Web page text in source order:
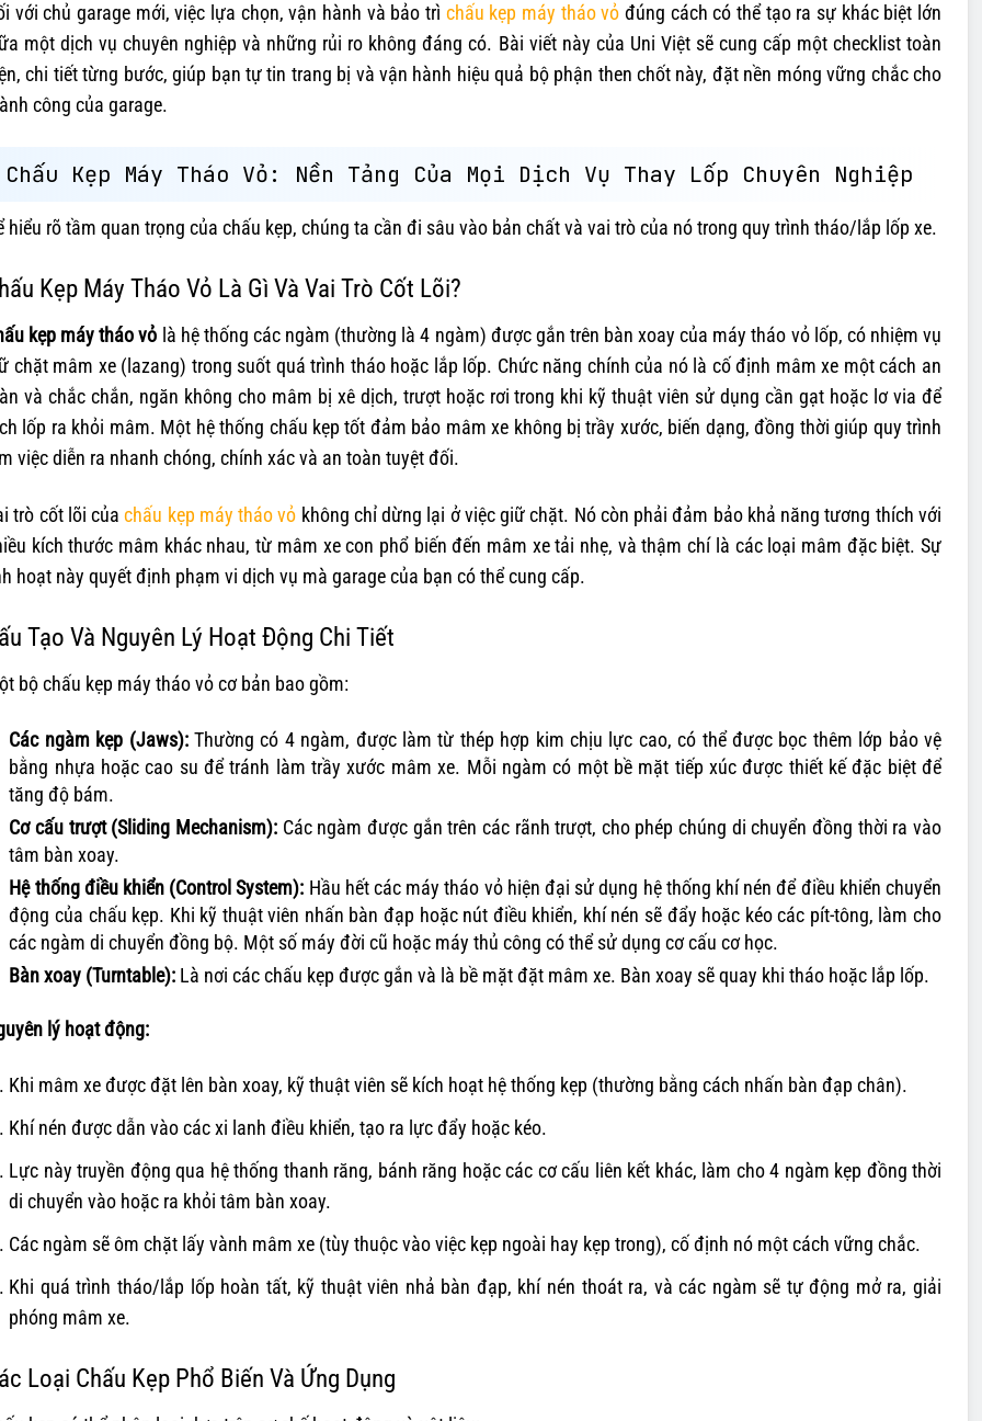
với chủ garage mới, việc lựa chọn, vận hành và bảo trì chấu kẹp máy tháo vỏ đúng cách có thể tạo ra sự khác biệt lớn
một dịch vụ chuyên nghiệp và những rủi ro không đáng có. Bài viết này của Uni Việt sẽ cung cấp một checklist toàn
chi tiết từng bước, giúp bạn tự tin trang bị và vận hành hiệu quả bộ phận then chốt này, đặt nền móng vững chắc cho
công của garage.
Chấu Kẹp Máy Tháo Vỏ: Nền Tảng Của Mọi Dịch Vụ Thay Lốp Chuyên Nghiệp
hiểu rõ tầm quan trọng của chấu kẹp, chúng ta cần đi sâu vào bản chất và vai trò của nó trong quy trình tháo/lắp lốp xe.
Kẹp Máy Tháo Vỏ Là Gì Và Vai Trò Cốt Lõi?
kẹp máy tháo vỏ là hệ thống các ngàm (thường là 4 ngàm) được gắn trên bàn xoay của máy tháo vỏ lốp, có nhiệm vụ
chặt mâm xe (lazang) trong suốt quá trình tháo hoặc lắp lốp. Chức năng chính của nó là cố định mâm xe một cách an
và chắc chắn, ngăn không cho mâm bị xê dịch, trượt hoặc rơi trong khi kỹ thuật viên sử dụng cần gạt hoặc lơ via để
lốp ra khỏi mâm. Một hệ thống chấu kẹp tốt đảm bảo mâm xe không bị trầy xước, biến dạng, đồng thời giúp quy trình
việc diễn ra nhanh chóng, chính xác và an toàn tuyệt đối.
trò cốt lõi củachấu kẹp máy tháo vỏ không chỉ dừng lại ở việc giữ chặt. Nó còn phải đảm bảo khả năng tương thích với
kích thước mâm khác nhau, từ mâm xe con phổ biến đến mâm xe tải nhẹ, và thậm chí là các loại mâm đặc biệt. Sự
hoạt này quyết định phạm vi dịch vụ mà garage của bạn có thể cung cấp.
Tạo Và Nguyên Lý Hoạt Động Chi Tiết
bộ chấu kẹp máy tháo vỏ cơ bản bao gồm:
Các ngàm kẹp (Jaws):Thường có 4 ngàm, được làm từ thép hợp kim chịu lực cao, có thể được bọc thêm lớp bảo vệ
bằng nhựa hoặc cao su để tránh làm trầy xước mâm xe. Mỗi ngàm có một bề mặt tiếp xúc được thiết kế đặc biệt để
tăng độ bám.
Cơ cấu trượt (Sliding Mechanism):Các ngàm được gắn trên các rãnh trượt, cho phép chúng di chuyển đồng thời ra vào
tâm bàn xoay.
Hệ thống điều khiển (Control System): Hầu hết các máy tháo vỏ hiện đại sử dụng hệ thống khí nén để điều khiển chuyển
động của chấu kẹp. Khi kỹ thuật viên nhấn bàn đạp hoặc nút điều khiển, khí nén sẽ đẩy hoặc kéo các pít-tông, làm cho
các ngàm di chuyển đồng bộ. Một số máy đời cũ hoặc máy thủ công có thể sử dụng cơ cấu cơ học.
Bàn xoay (Turntable): Là nơi các chấu kẹp được gắn và là bề mặt đặt mâm xe. Bàn xoay sẽ quay khi tháo hoặc lắp lốp.
lý hoạt động:
Khi mâm xe được đặt lên bàn xoay, kỹ thuật viên sẽ kích hoạt hệ thống kẹp (thường bằng cách nhấn bàn đạp chân).
Khí nén được dẫn vào các xi lanh điều khiển, tạo ra lực đẩy hoặc kéo.
Lực này truyền động qua hệ thống thanh răng, bánh răng hoặc các cơ cấu liên kết khác, làm cho 4 ngàm kẹp đồng thời
di chuyển vào hoặc ra khỏi tâm bàn xoay.
Các ngàm sẽ ôm chặt lấy vành mâm xe (tùy thuộc vào việc kẹp ngoài hay kẹp trong), cố định nó một cách vững chắc.
Khi quá trình tháo/lắp lốp hoàn tất, kỹ thuật viên nhả bàn đạp, khí nén thoát ra, và các ngàm sẽ tự động mở ra, giải
phóng mâm xe.
Loại Chấu Kẹp Phổ Biến Và Ứng Dụng